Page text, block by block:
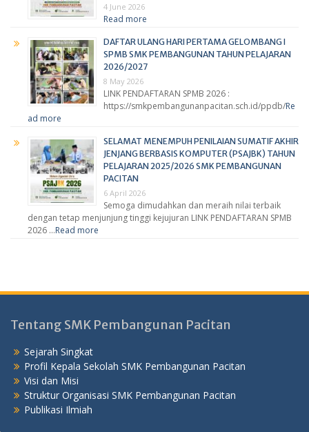
4 June 2026
Read more
DAFTAR ULANG HARI PERTAMA GELOMBANG I
SPMB SMK PEMBANGUNAN TAHUN PELAJARAN
2026/2027
8 May 2026
LINK PENDAFTARAN SPMB 2026 :
https://smkpembangunanpacitan.sch.id/ppdb/Re
ad more
SELAMAT MENEMPUH PENILAIAN SUMATIF AKHIR
JENJANG BERBASIS KOMPUTER (PSAJBK) TAHUN
PELAJARAN 2025/2026 SMK PEMBANGUNAN
PACITAN
6 April 2026
Semoga dimudahkan dan meraih nilai terbaik
dengan tetap menjunjung tinggi kejujuran LINK PENDAFTARAN SPMB
2026 …Read more
Tentang SMK Pembangunan Pacitan
Sejarah Singkat
Profil Kepala Sekolah SMK Pembangunan Pacitan
Visi dan Misi
Struktur Organisasi SMK Pembangunan Pacitan
Publikasi Ilmiah